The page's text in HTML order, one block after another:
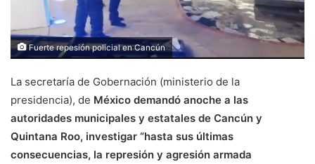
Fuerte repesión policial en Cancún
La secretaría de Gobernación (ministerio de la
presidencia), de México demandó anoche a las
autoridades municipales y estatales de Cancún y
Quintana Roo, investigar “hasta sus últimas
consecuencias, la represión y agresión armada